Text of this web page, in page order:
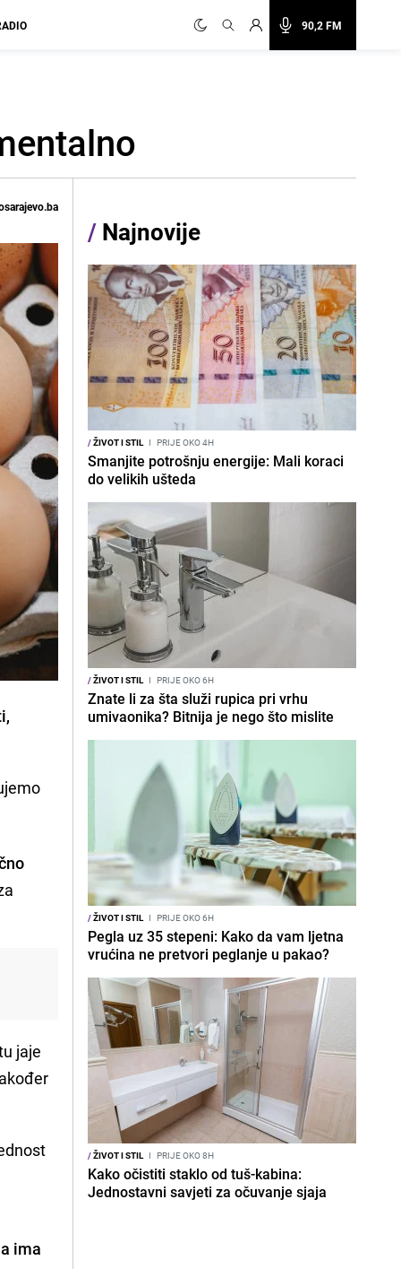
90,2 FM
jaje
ima
/ Najnovije
/ŽIVOT I STIL I PRIJE OKO 4H
Smanjite potrošnju energije: Mali koraci
do velikih ušteda
/ŽIVOT I STIL I PRIJE OKO 6H
Znate li za šta služi rupica pri vrhu
umivaonika? Bitnija je nego što mislite
/ŽIVOT I STIL I PRIJE OKO 6H
Pegla uz 35 stepeni: Kako da vam ljetna
vrućina ne pretvori peglanje u pakao?
/ŽIVOT I STIL I PRIJE OKO 8H
Kako očistiti staklo od tuš-kabina:
Jednostavni savjeti za očuvanje sjaja